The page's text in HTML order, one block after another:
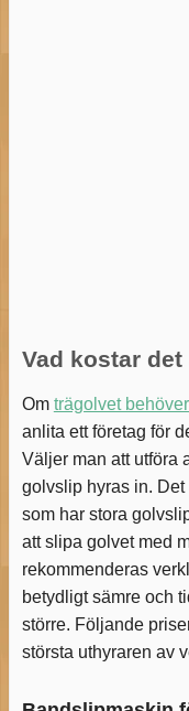
Vad kostar
Om trägolvet
anlita ett företag för
Väljer man att utföra
golvslip hyras in.
som har stora
att slipa golvet med
rekommenderas
betydligt sämre och
större. Följande
största uthyraren av